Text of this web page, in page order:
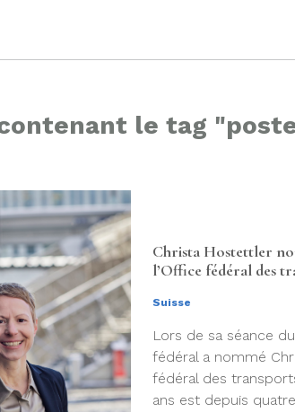
le tag
Christa Hostettler
l’Office fédéral des
Suisse
Lors de sa séance
fédéral a nommé
fédéral des
ans est depuis